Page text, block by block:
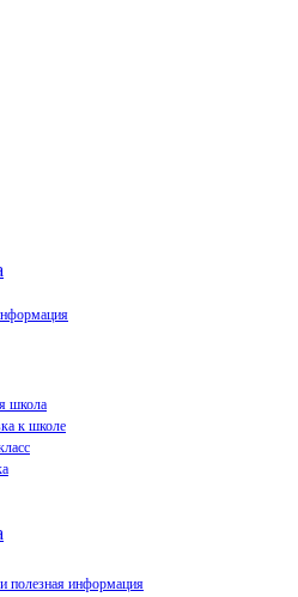
школа
к школе
полезная информация